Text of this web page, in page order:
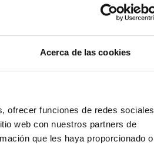
Acerca de las cookies
ofrecer funciones de redes sociales
web con nuestros partners de
que les haya proporcionado o